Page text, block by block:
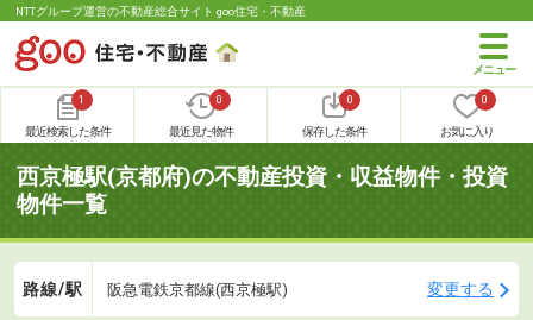
NTTグループ運営の不動産総合サイト goo住宅・不動産
1
最近検索した条件
0
最近見た物件
0
保存した条件
0
お気に入り
西京極駅(京都府)の不動産投資・収益物件・投資
物件一覧
路線/駅 阪急電鉄京都線(西京極駅) 変更する